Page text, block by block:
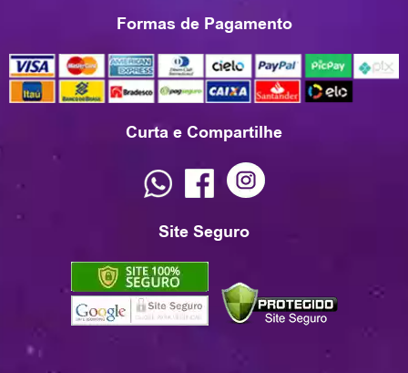
Formas de Pagamento
Curta e Compartilhe
Site Seguro